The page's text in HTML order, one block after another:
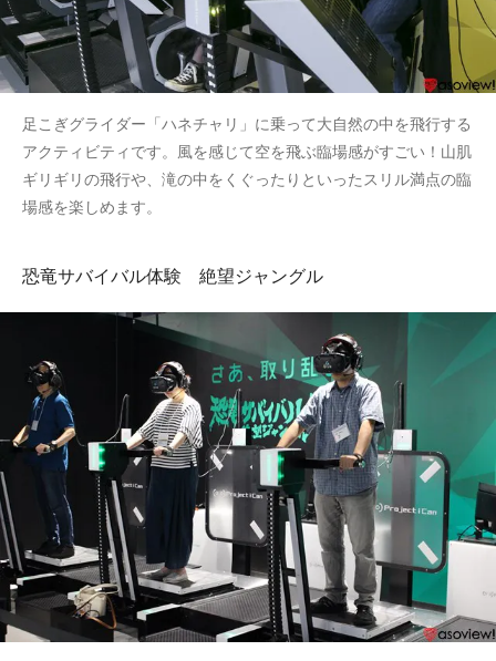
足こぎグライダー「ハネチャリ」に乗って大自然の中を飛行する
アクティビティです。風を感じて空を飛ぶ臨場感がすごい！山肌
ギリギリの飛行や、滝の中をくぐったりといったスリル満点の臨
場感を楽しめます。
恐竜サバイバル体験 絶望ジャングル